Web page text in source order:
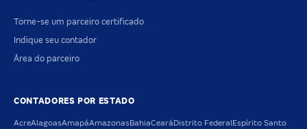
Torne-se um parceiro certificado
Indique seu contador
Área do parceiro
CONTADORES POR ESTADO
AcreAlagoasAmapáAmazonas BahiaCeará Distrito Federal Espírito Santo